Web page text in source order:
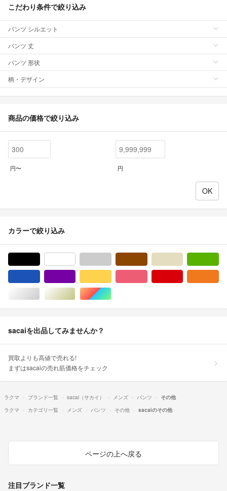
こだわり条件で絞り込み
パンツ シルエット
パンツ 丈
パンツ 形状
柄・デザイン
商品の価格で絞り込み
円〜 円
カラーで絞り込み
シルバー/銀色系ゴールド/金色系マルチカラー
sacaiを出品してみませんか？
買取よりも高値で売れる!
まずはsacaiの売れ筋価格をチェック
ラクマ ブランド一覧 sacai（サカイ） メンズ パンツ
その他
ラクマ
カテゴリ一覧 メンズ パンツ その他 sacaiのその他
ページの上へ戻る
注目ブランド一覧